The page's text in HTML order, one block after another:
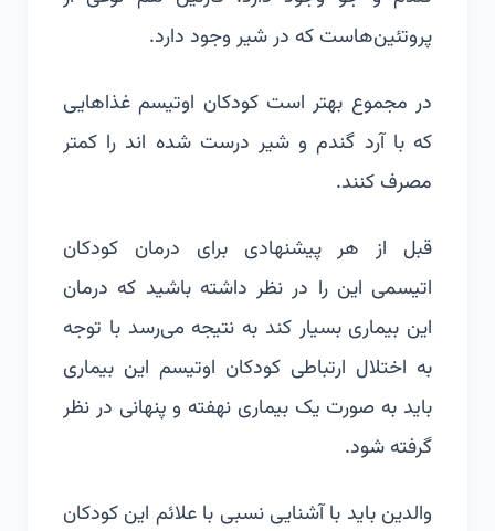
پروتئین‌هاست که در شیر وجود دارد.
در مجموع بهتر است کودکان اوتیسم غذاهایی
که با آرد گندم و شیر درست شده اند را کمتر
مصرف کنند.
قبل از هر پیشنهادی برای درمان کودکان
اتیسمی این را در نظر داشته باشید که درمان
این بیماری بسیار کند به نتیجه می‌رسد با توجه
به اختلال ارتباطی کودکان اوتیسم این بیماری
باید به صورت یک بیماری نهفته و پنهانی در نظر
گرفته شود.
والدین باید با آشنایی نسبی با علائم این کودکان